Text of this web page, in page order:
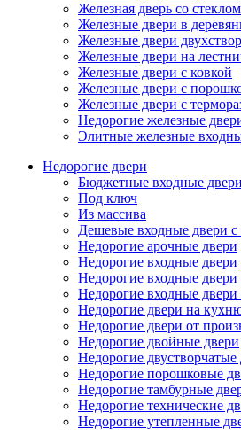
Железная дверь со стеклом
Железные двери в
Железные двери
Железные двери на
Железные двери с ковкой
Железные двери с
Железные двери с
Недорогие железные
Элитные железные
Недорогие двери
Бюджетные входные двери
Под ключ
Из массива
Дешевые входные двери с
Недорогие арочные двери
Недорогие входные двери
Недорогие входные двери
Недорогие входные
Недорогие двери на
Недорогие двери от
Недорогие двойные двери
Недорогие двустворчатые
Недорогие порошковые
Недорогие тамбурные
Недорогие технические
Недорогие утепленные